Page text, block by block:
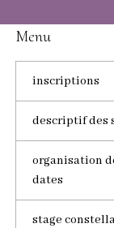
Menu
inscriptions
descriptif des
organisation
dates
stage